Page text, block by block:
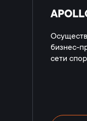
бизнес-
сети